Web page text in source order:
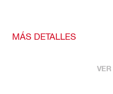
MÁS DETALLES